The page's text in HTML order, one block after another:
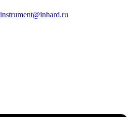
instrument@inhard.ru